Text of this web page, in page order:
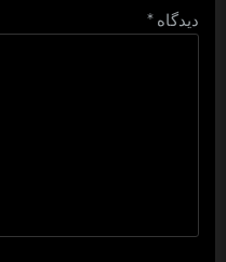
دیدگاه *